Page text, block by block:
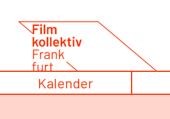
Inhalt
springen
Kalender